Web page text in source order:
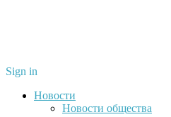
Sign in
Новости
Новости общества